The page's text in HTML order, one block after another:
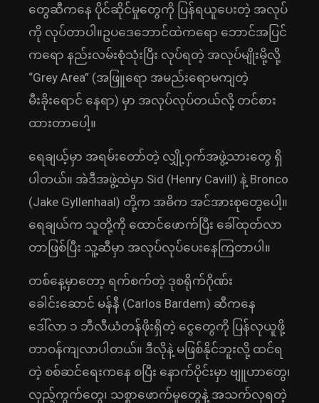
တွေဆီကနေ ပိုင်ဆိုင်မှုတွေကို ပြန်ရယူပေးတဲ့ အလုပ်
ကို လုပ်တာပါ။ဥပဒေဘောင်ထဲကရော ဘောင်အပြင်
ကရော နည်းလမ်းစုံသုံးပြီး လုပ်ရတဲ့ အလုပ်မျိုးမို့လို့
“Grey Area” (အဖြူရော အမည်းရောမကျတဲ့
မီးခိုးရောင် နေရာ) မှာ အလုပ်လုပ်တယ်လို့ တင်စား
ထားတာပေါ့။
ရေချယ့်မှာ အရမ်းတော်တဲ့ လျှို့ဝှက်အဖွဲ့သားတွေ ရှိ
ပါတယ်။ အဲဒီအဖွဲ့ထဲမှာ Sid (Henry Cavill) နဲ့ Bronco
(Jake Gyllenhaal) တို့က အဓိက အင်အားစုတွေပေါ့။
ရေချယ်က သူတို့ကို ထောင်ဖောက်ပြီး ခေါ်ထုတ်လာ
တာဖြစ်ပြီး သူ့ဆီမှာ အလုပ်လုပ်ပေးနေကြတာပါ။
တစ်နေ့မှာတော့ ရက်စက်တဲ့ ဒုစရိုက်ဂိုဏ်း
ခေါင်းဆောင် မန်နီ (Carlos Bardem) ဆီကနေ
ဒေါ်လာ ၁ ဘီလီယံတန်ဖိုးရှိတဲ့ ငွေတွေကို ပြန်လုယူဖို့
တာဝန်ကျလာပါတယ်။ ဒီလိုနဲ့ မဖြစ်နိုင်ဘူးလို့ ထင်ရ
တဲ့ စစ်ဆင်ရေးကနေ စပြီး နောက်ပိုင်းမှာ ဗျူဟာတွေ၊
လှည့်ကွက်တွေ၊ သစ္စာဖောက်မှုတွေနဲ့ အသက်လုရတဲ့